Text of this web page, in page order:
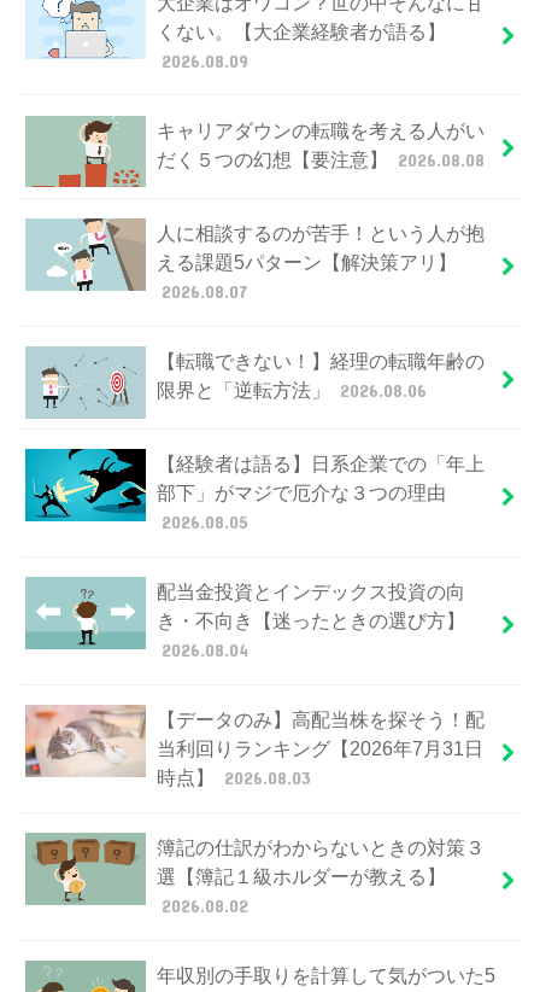
くない。【大企業経験者が語る】
2026.08.09
キャリアダウンの転職を考える人がい
だく５つの幻想【要注意】
2026.08.08
人に相談するのが苦手！という人が抱
える課題5パターン【解決策アリ】
2026.08.07
【転職できない！】経理の転職年齢の
限界と「逆転方法」
2026.08.06
【経験者は語る】日系企業での「年上
部下」がマジで厄介な３つの理由
2026.08.05
配当金投資とインデックス投資の向
き・不向き【迷ったときの選び方】
2026.08.04
【データのみ】高配当株を探そう！配
当利回りランキング【2026年7月31日
時点】
2026.08.03
簿記の仕訳がわからないときの対策３
選【簿記１級ホルダーが教える】
2026.08.02
年収別の手取りを計算して気がついた5